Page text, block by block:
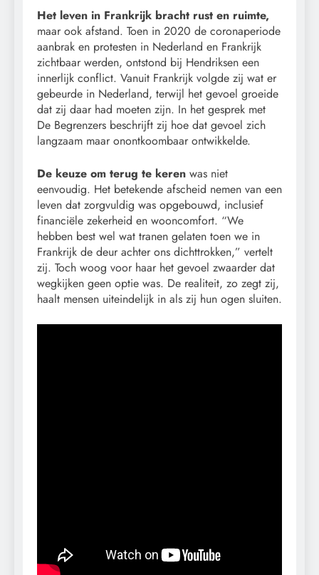
Het leven in Frankrijk bracht rust en ruimte,
maar ook afstand. Toen in 2020 de coronaperiode
aanbrak en protesten in Nederland en Frankrijk
zichtbaar werden, ontstond bij Hendriksen een
innerlijk conflict. Vanuit Frankrijk volgde zij wat er
gebeurde in Nederland, terwijl het gevoel groeide
dat zij daar had moeten zijn. In het gesprek met
De Begrenzers beschrijft zij hoe dat gevoel zich
langzaam maar onontkoombaar ontwikkelde.
De keuze om terug te keren was niet
eenvoudig. Het betekende afscheid nemen van een
leven dat zorgvuldig was opgebouwd, inclusief
financiële zekerheid en wooncomfort. “We
hebben best wel wat tranen gelaten toen we in
Frankrijk de deur achter ons dichttrokken,” vertelt
zij. Toch woog voor haar het gevoel zwaarder dat
wegkijken geen optie was. De realiteit, zo zegt zij,
haalt mensen uiteindelijk in als zij hun ogen sluiten.